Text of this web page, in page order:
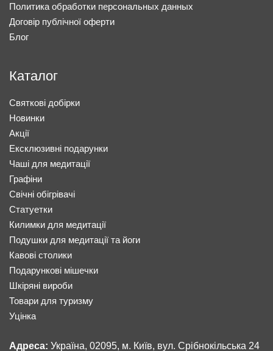
Политика обработки персональных данных
Договір публічної оферти
Блог
Каталог
Святкові добірки
Новинки
Акції
Ексклюзивні подарунки
Чаші для медитації
Графіни
Свічні обігрівачі
Статуетки
Килимки для медитації
Подушки для медитації та йоги
Кавові столики
Подарункові мішечки
Шкіряні вироби
Товари для туризму
Уцінка
Адреса: Україна, 02095, м. Київ, вул. Срібнокільська 24